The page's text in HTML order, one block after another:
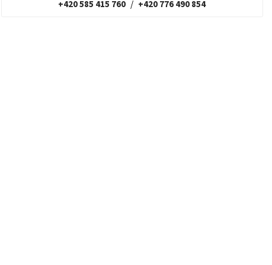
+420 585 415 760 / +420 776 490 854